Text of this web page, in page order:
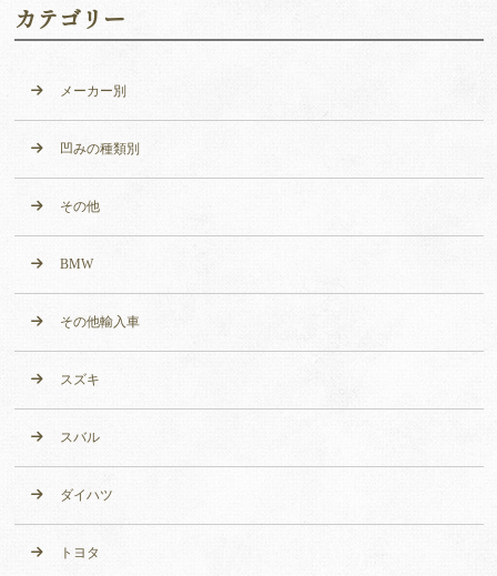
カテゴリー
メーカー別
凹みの種類別
その他
BMW
その他輸入車
スズキ
スバル
ダイハツ
トヨタ